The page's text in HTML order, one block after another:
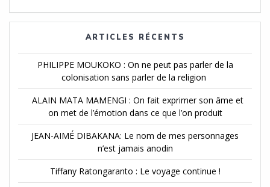
ARTICLES RÉCENTS
PHILIPPE MOUKOKO : On ne peut pas parler de la
colonisation sans parler de la religion
ALAIN MATA MAMENGI : On fait exprimer son âme et
on met de l’émotion dans ce que l’on produit
JEAN-AIMÉ DIBAKANA: Le nom de mes personnages
n’est jamais anodin
Tiffany Ratongaranto : Le voyage continue !